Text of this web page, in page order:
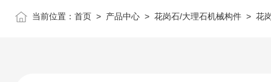
当前位置： 首页 > 产品中心 > 花岗石/大理石机械构件 > 花